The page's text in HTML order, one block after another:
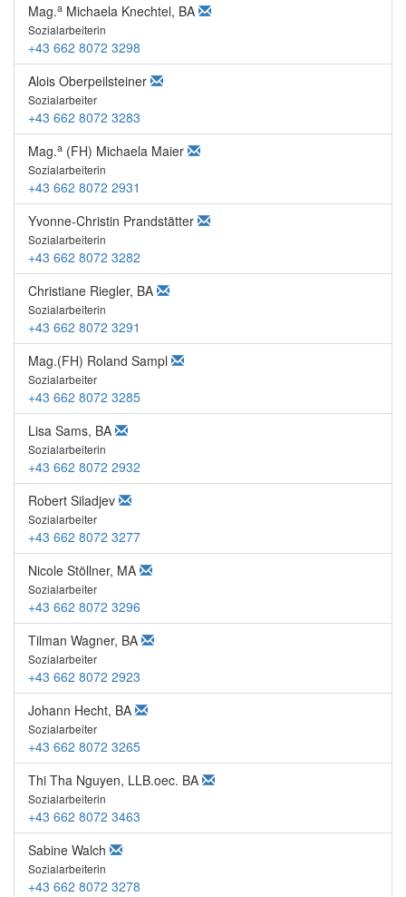
Mag.a Michaela Knechtel, BA
Sozialarbeiterin
+43 662 8072 3298
Alois Oberpeilsteiner
Sozialarbeiter
+43 662 8072 3283
Mag.a (FH) Michaela Maier
Sozialarbeiterin
+43 662 8072 2931
Yvonne-Christin Prandstätter
Sozialarbeiterin
+43 662 8072 3282
Christiane Riegler, BA
Sozialarbeiterin
+43 662 8072 3291
Mag.(FH) Roland Sampl
Sozialarbeiter
+43 662 8072 3285
Lisa Sams, BA
Sozialarbeiterin
+43 662 8072 2932
Robert Siladjev
Sozialarbeiter
+43 662 8072 3277
Nicole Stöllner, MA
Sozialarbeiter
+43 662 8072 3296
Tilman Wagner, BA
Sozialarbeiter
+43 662 8072 2923
Johann Hecht, BA
Sozialarbeiter
+43 662 8072 3265
Thi Tha Nguyen, LLB.oec. BA
Sozialarbeiterin
+43 662 8072 3463
Sabine Walch
Sozialarbeiterin
+43 662 8072 3278